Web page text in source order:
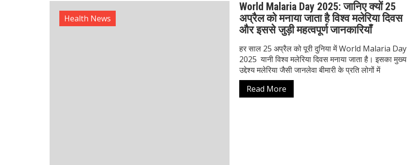
Health News
World Malaria Day 2025: जानिए क्यों 25
अप्रैल को मनाया जाता है विश्व मलेरिया दिवस
और इससे जुड़ी महत्वपूर्ण जानकारियाँ
हर साल 25 अप्रैल को पूरी दुनिया में World Malaria Day
2025 यानी विश्व मलेरिया दिवस मनाया जाता है। इसका मुख्य
उद्देश्य मलेरिया जैसी जानलेवा बीमारी के प्रति लोगों में
Read More